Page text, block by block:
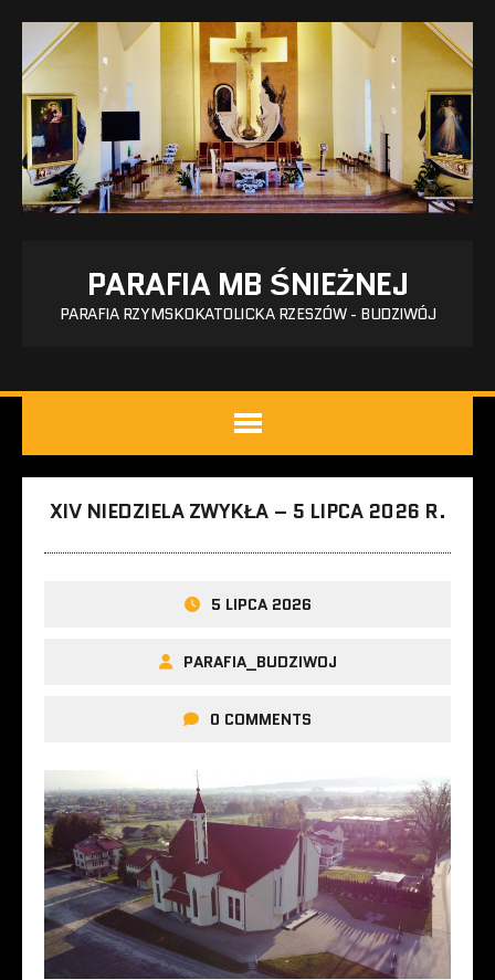
PARAFIA MB ŚNIEŻNEJ
PARAFIA RZYMSKOKATOLICKA RZESZÓW - BUDZIWÓJ
XIV NIEDZIELA ZWYKŁA – 5 LIPCA 2026 R.
5 LIPCA 2026
PARAFIA_BUDZIWOJ
0 COMMENTS